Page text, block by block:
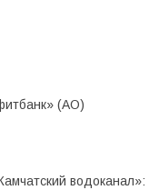
(АО)
водоканал»: